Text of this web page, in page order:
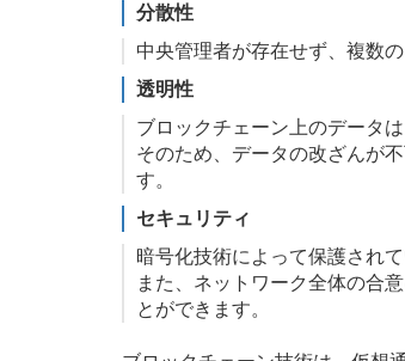
分散性
中央管理者が存在せず、複数
透明性
ブロックチェーン上のデータ
そのため、データの改ざんが
す。
セキュリティ
暗号化技術によって保護され
また、ネットワーク全体の合
とができます。